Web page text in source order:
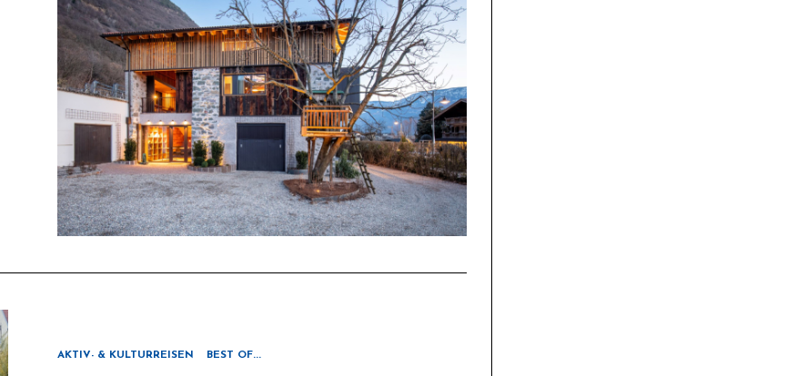
AKTIV- & KULTURREISEN BEST OF...